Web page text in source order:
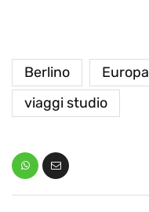
Berlino Europa
viaggi studio